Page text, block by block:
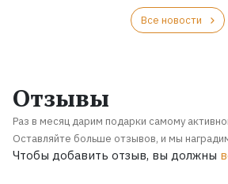
Все новости
Отзывы
Раз в месяц дарим подарки самому
Оставляйте больше отзывов, и мы
Чтобы добавить отзыв, вы должны